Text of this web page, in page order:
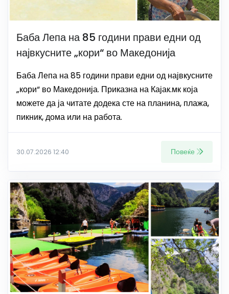
Баба Лепа на 85 години прави едни од
највкусните „кори“ во Македонија
Баба Лепа на 85 години прави едни од највкусните
„кори“ во Македонија. Приказна на Кајак.мк која
можете да ја читате додека сте на планина, плажа,
пикник, дома или на работа.
30.07.2026 12:40 Повеќе